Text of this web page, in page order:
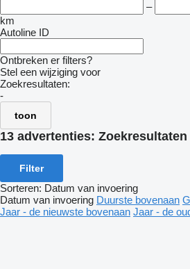
–
km
Autoline ID
Ontbreken er filters?
Stel een wijziging voor
Zoekresultaten:
-
toon
13 advertenties: Zoekresultaten
Filter
Sorteren: Datum van invoering
Datum van invoering Duurste bovenaan
Jaar - de nieuwste bovenaan Jaar - de